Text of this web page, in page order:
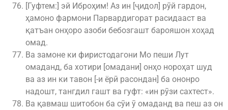
[Гуфтем:] эй Иброҳим! Аз ин [ҷидол] рӯй гардон,
ҳамоно фармони Парвардигорат расидааст ва
қатъан онҳоро азоби бебозгашт барояшон хоҳад
омад.
Ва замоне ки фиристодагони Мо пеши Лут
омаданд, ба хотири [омадани] онҳо нороҳат шуд
ва аз ин ки тавон [-и ёрӣ расондан] ба ононро
надошт, тангдил гашт ва гуфт: «ин рӯзи сахтест».
Ва қавмаш шитобон ба сӯи ӯ омаданд ва пеш аз он